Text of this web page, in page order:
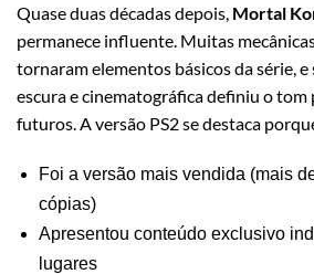
Quase duas décadas depois, Mortal
permanece influente. Muitas
tornaram elementos básicos da série,
escura e cinematográfica definiu o tom
futuros. A versão PS2 se destaca
Foi a versão mais vendida (mais
cópias)
Apresentou conteúdo exclusivo
lugares